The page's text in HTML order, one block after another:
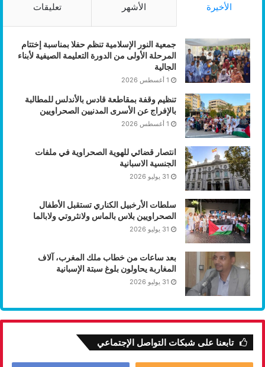
الأخيرة الأشهر تعليقات
جمعية النور الإسلامية تنظم حفلا بمناسبة إختتام
المرحلة الأولى من الدورة التعليمة الصيفية لأبناء
الجالية
1 أغسطس 2026
تنظيم وقفة بمقاطعة قادس بالأندلس للمطالبة
بالإفراج عن الأسرى المدنيين الصحراويين
1 أغسطس 2026
انتصار قضائي للهوية الصحراوية في ملفات
الجنسية الاسبانية
31 يوليو 2026
سلطات الأرخبيل الكناري تستقبل الأطفال
الصحراويين بلاس بالماس ولانثروتي ولابالما
31 يوليو 2026
بعد ساعات من خطاب ملك المغرب، آلاف
المغاربة يحاولون بلوغ سبتة الإسبانية
31 يوليو 2026
تابعنا على شبكات التواصل الإجتماعي